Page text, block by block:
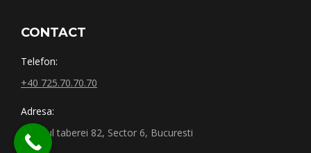
CONTACT
Telefon:
+40 725.70.70.70
Adresa:
Drumul taberei 82, Sector 6, Bucuresti